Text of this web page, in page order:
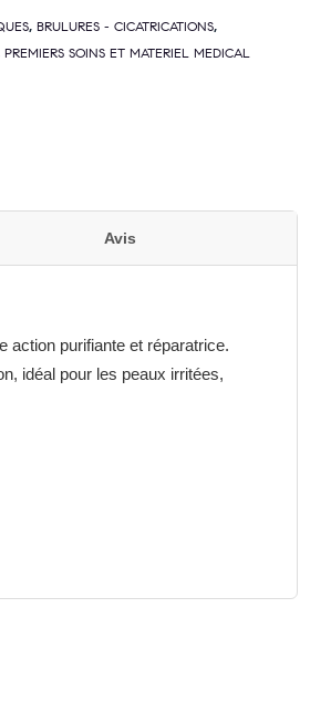
, BRULURES - CICATRICATIONS,
PREMIERS SOINS ET MATERIEL MEDICAL
Avis
action purifiante et réparatrice.
idéal pour les peaux irritées,